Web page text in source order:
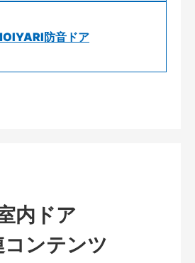
防音ドア
内ドア
コンテンツ